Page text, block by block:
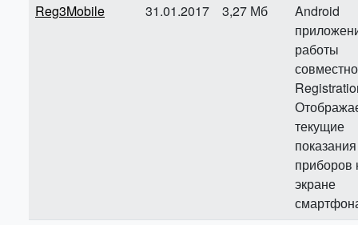
Reg3Mobile
31.01.2017 3,27 Мб
Android
работы
текущие
показания
приборов
экране